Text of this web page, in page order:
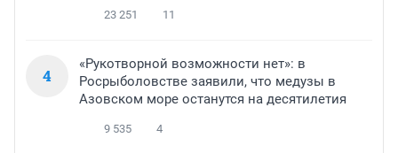
23 251 11
4
«Рукотворной возможности нет»: в
Росрыболовстве заявили, что медузы в
Азовском море останутся на десятилетия
9 535 4